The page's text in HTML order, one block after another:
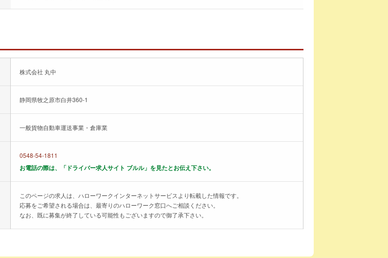
株式会社 丸中
静岡県牧之原市白井360-1
一般貨物自動車運送事業・倉庫業
0548-54-1811
お電話の際は、「ドライバー求人サイト ブルル」を見たとお伝え下さい。
このページの求人は、ハローワークインターネットサービスより転載した情報です。
応募をご希望される場合は、最寄りのハローワーク窓口へご相談ください。
なお、既に募集が終了している可能性もございますので御了承下さい。